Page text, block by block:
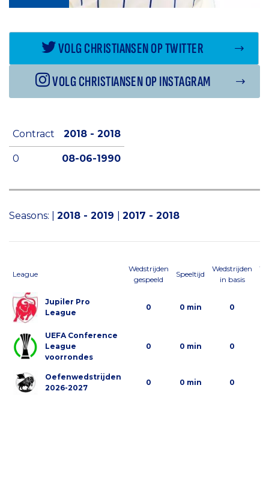
VOLG CHRISTIANSEN OP TWITTER
VOLG CHRISTIANSEN OP INSTAGRAM
Contract 2018 - 2018
0 08-06-1990
Seasons: 2018 - 2019 2017 - 2018
League
Wedstrijden
gespeeld
Speeltijd
Wedstrijden
in basis
Jupiler Pro
League
0 0 min 0
UEFA Conference
League
voorrondes
0 0 min 0
Oefenwedstrijden
2026-2027
0 0 min 0